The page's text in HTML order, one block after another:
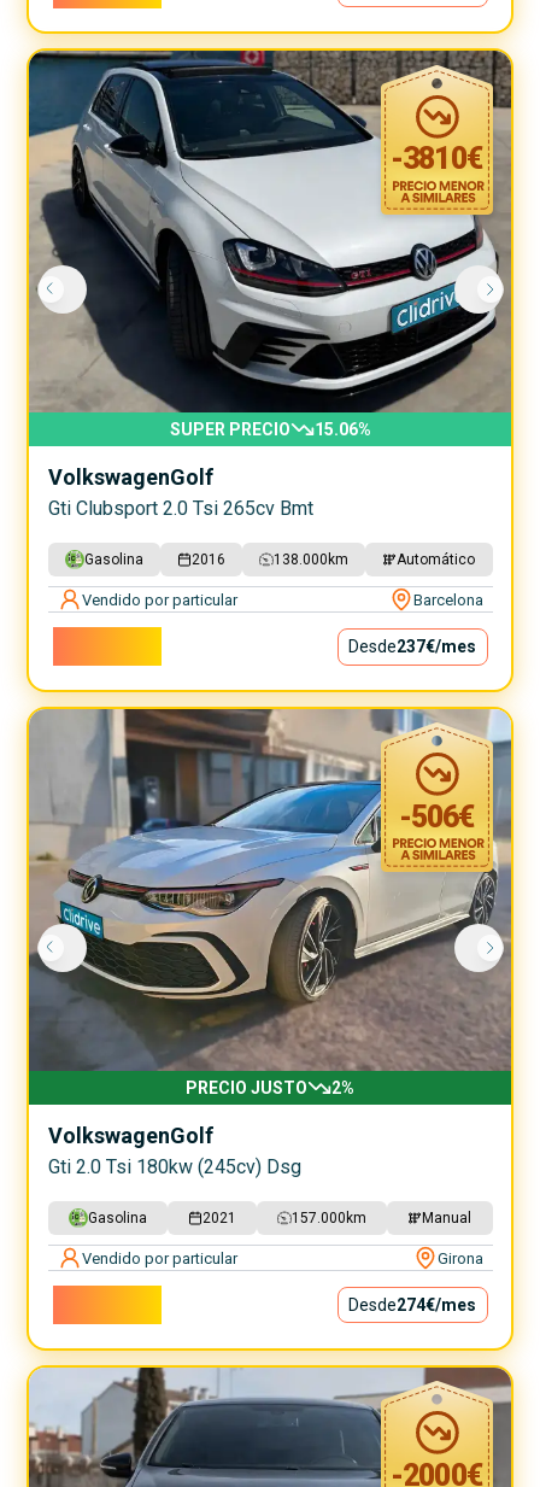
-3810€
SUPER PRECIO 15.06%
VolkswagenGolf
Gti Clubsport 2.0 Tsi 265cv Bmt
Gasolina 2016 138.000 km Automático
Vendido por particular Barcelona
Desde237€/mes
-506€
PRECIO JUSTO 2%
VolkswagenGolf
Gti 2.0 Tsi 180kw (245cv) Dsg
Gasolina 2021 157.000 km Manual
Vendido por particular Girona
Desde274€/mes
-2000€